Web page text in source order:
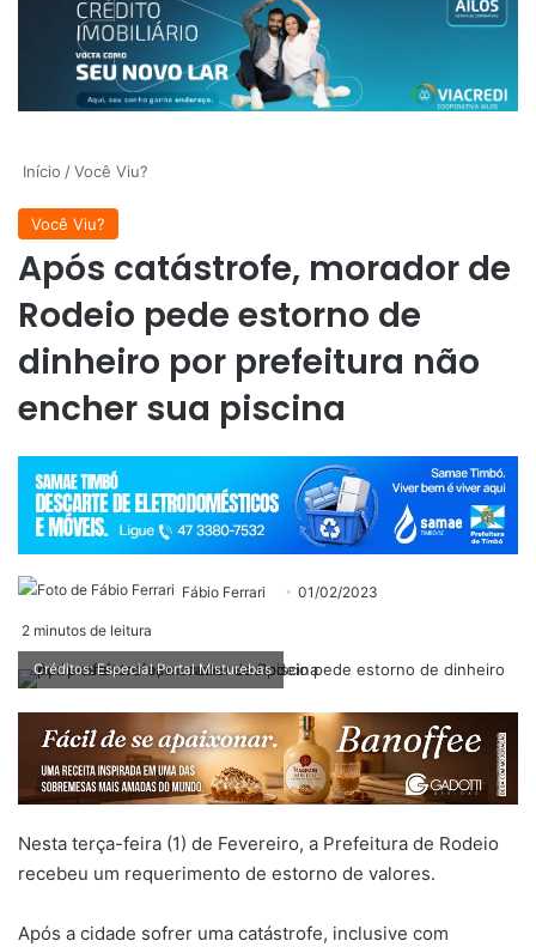
Início /Você Viu?
Você Viu?
Após catástrofe, morador de
Rodeio pede estorno de
dinheiro por prefeitura não
encher sua piscina
Fábio Ferrari 01/02/2023
2 minutos de leitura
Créditos: Especial Portal Misturebas
Nesta terça-feira (1) de Fevereiro, a Prefeitura de Rodeio
recebeu um requerimento de estorno de valores.
Após a cidade sofrer uma catástrofe, inclusive com